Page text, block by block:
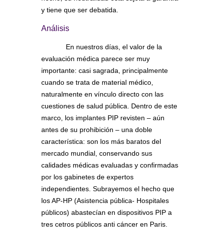
y tiene que ser debatida.
Análisis
En nuestros días, el valor de la
evaluación médica parece ser muy
importante: casi sagrada, principalmente
cuando se trata de material médico,
naturalmente en vínculo directo con las
cuestiones de salud pública. Dentro de este
marco, los implantes PIP revisten – aún
antes de su prohibición – una doble
característica: son los más baratos del
mercado mundial, conservando sus
calidades médicas evaluadas y confirmadas
por los gabinetes de expertos
independientes. Subrayemos el hecho que
los AP-HP (Asistencia pública- Hospitales
públicos) abastecían en dispositivos PIP a
tres cetros públicos anti cáncer en Paris.